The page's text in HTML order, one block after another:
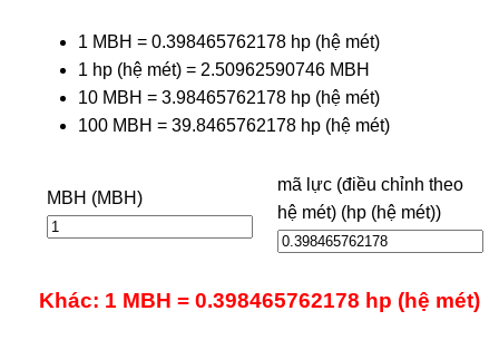
1 MBH = 0.398465762178 hp (hệ mét)
1 hp (hệ mét) = 2.50962590746 MBH
10 MBH = 3.98465762178 hp (hệ mét)
100 MBH = 39.8465762178 hp (hệ mét)
MBH (MBH)
mã lực (điều chỉnh theo
hệ mét) (hp (hệ mét))
Khác: 1 MBH = 0.398465762178 hp (hệ mét)